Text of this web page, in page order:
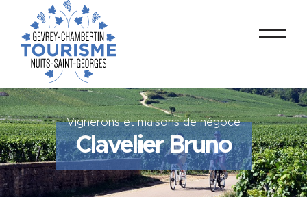
Vignerons et maisons de négoce
Clavelier Bruno